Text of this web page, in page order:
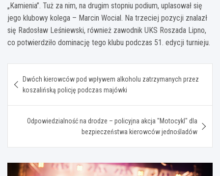
„Kamienia”. Tuż za nim, na drugim stopniu podium, uplasował się
jego klubowy kolega – Marcin Wocial. Na trzeciej pozycji znalazł
się Radosław Leśniewski, również zawodnik UKS Roszada Lipno,
co potwierdziło dominację tego klubu podczas 51. edycji turnieju.
wpisu
Dwóch kierowców pod wpływem alkoholu zatrzymanych przez
koszalińską policję podczas majówki
Odpowiedzialność na drodze – policyjna akcja "Motocykl" dla
bezpieczeństwa kierowców jednośladów